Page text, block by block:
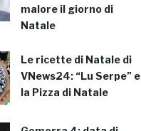
malore il giorno di
Natale
Le ricette di Natale di
VNews24: “Lu Serpe” e
la Pizza di Natale